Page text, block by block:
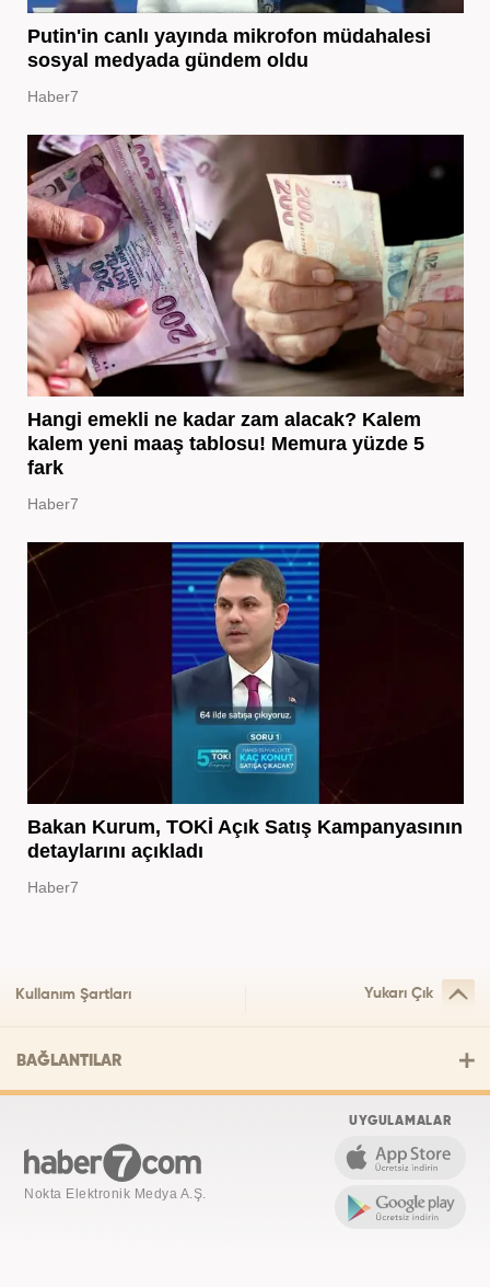
Putin'in canlı yayında mikrofon müdahalesi
sosyal medyada gündem oldu
Haber7
Hangi emekli ne kadar zam alacak? Kalem
kalem yeni maaş tablosu! Memura yüzde 5
fark
Haber7
Bakan Kurum, TOKİ Açık Satış Kampanyasının
detaylarını açıkladı
Haber7
Kullanım Şartları Yukarı Çık
BAĞLANTILAR
Nokta Elektronik Medya A.Ş.
UYGULAMALAR